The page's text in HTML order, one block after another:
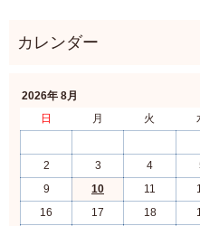
2026年 8月
日
月 火
2
3 4
9
10 11
16
17 18